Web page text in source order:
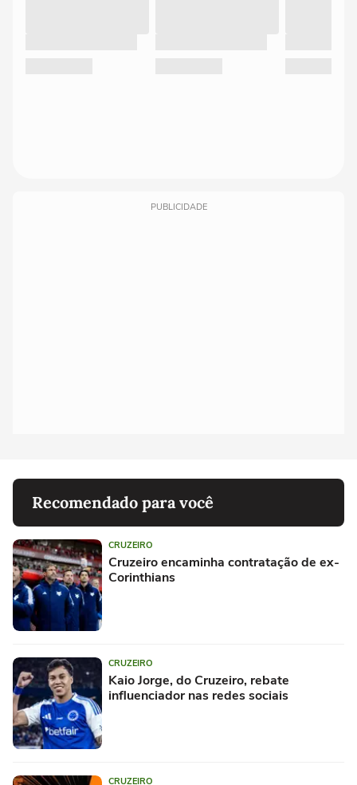
PUBLICIDADE
Recomendado para você
CRUZEIRO
Cruzeiro encaminha contratação de ex-
Corinthians
CRUZEIRO
Kaio Jorge, do Cruzeiro, rebate
influenciador nas redes sociais
CRUZEIRO